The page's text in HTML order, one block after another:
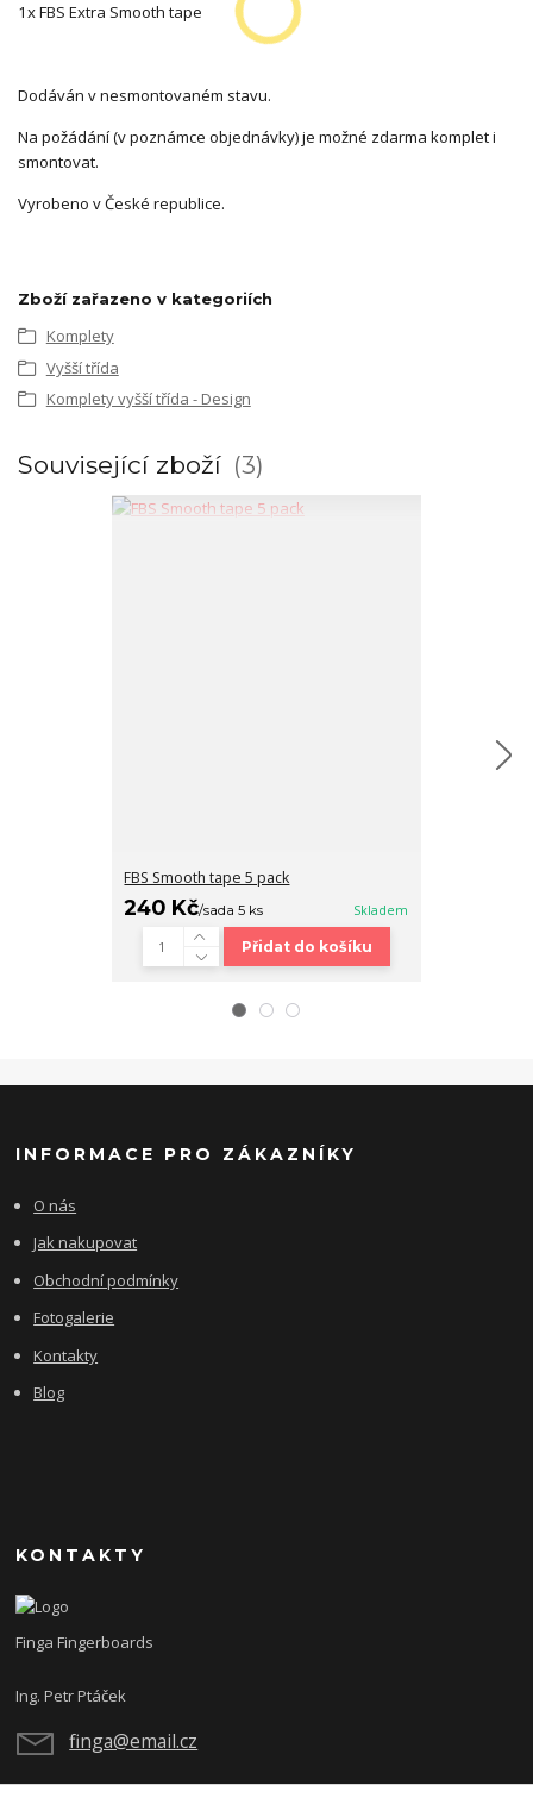
1x FBS Extra Smooth tape
Dodáván v nesmontovaném stavu.
Na požádání (v poznámce objednávky) je možné zdarma komplet i
smontovat.
Vyrobeno v České republice.
Zboží zařazeno v kategoriích
Komplety
Vyšší třída
Komplety vyšší třída - Design
Související zboží 3
FBS Smooth tape 5 pack
240 Kč/sada 5 ks Skladem
Přidat do košíku
INFORMACE PRO ZÁKAZNÍKY
O nás
Jak nakupovat
Obchodní podmínky
Fotogalerie
Kontakty
Blog
KONTAKTY
Finga Fingerboards
Ing. Petr Ptáček
finga@email.cz